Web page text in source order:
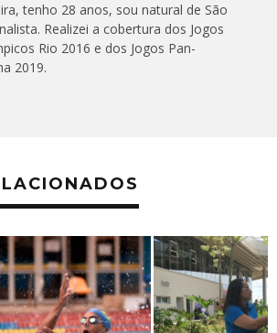
tenho 28 anos, sou natural de São
Realizei a cobertura dos Jogos
Rio 2016 e dos Jogos Pan-
2019.